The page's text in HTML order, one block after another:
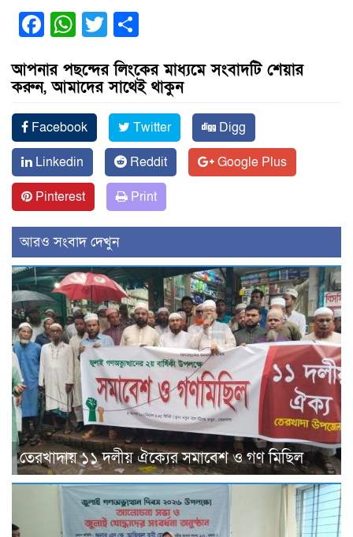
Facebook
WhatsApp
Twitter
আপনার পছন্দের লিংকের মাধ্যমে সংবাদটি শেয়ার
করুন, আমাদের সাথেই থাকুন
Facebook Twitter
Digg
Linkedin
Reddit
Google Plus
Pinterest
Print
আরও সংবাদ দেখুন
তেরখাদায় ১১ দলীয় ঐক্যের সমাবেশ ও গণ মিছিল